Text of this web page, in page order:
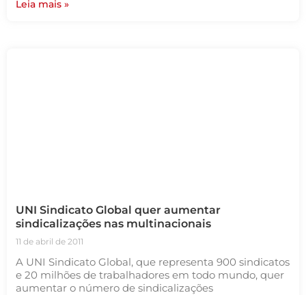
Leia mais »
UNI Sindicato Global quer aumentar
sindicalizações nas multinacionais
11 de abril de 2011
A UNI Sindicato Global, que representa 900 sindicatos
e 20 milhões de trabalhadores em todo mundo, quer
aumentar o número de sindicalizações